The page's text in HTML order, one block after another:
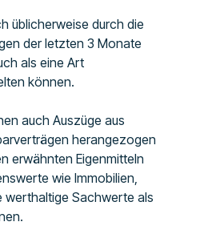
üblicherweise durch die
der letzten 3 Monate
als eine Art
können.
auch Auszüge aus
herangezogen
erwähnten Eigenmitteln
wie Immobilien,
werthaltige Sachwerte als